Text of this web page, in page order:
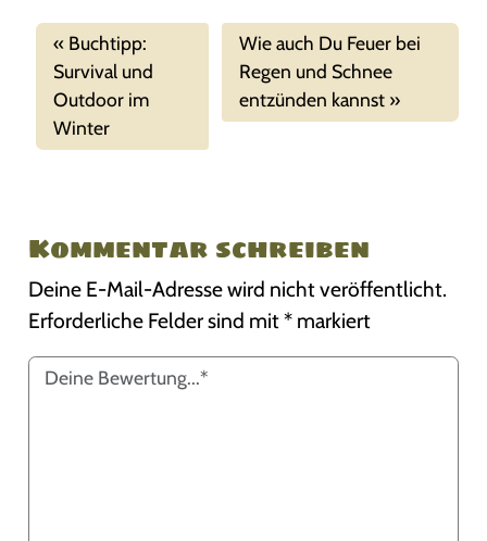
Buchtipp:
Survival und
Outdoor im
Winter
Wie auch Du Feuer bei
Regen und Schnee
entzünden kannst
Kommentar schreiben
Deine E-Mail-Adresse wird nicht veröffentlicht.
Erforderliche Felder sind mit* markiert